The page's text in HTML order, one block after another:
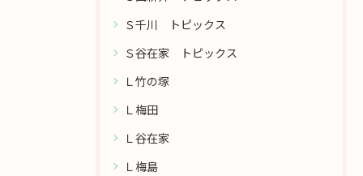
Ｓ千川 トピックス
Ｓ谷在家 トピックス
Ｌ竹の塚
Ｌ梅田
Ｌ谷在家
Ｌ梅島